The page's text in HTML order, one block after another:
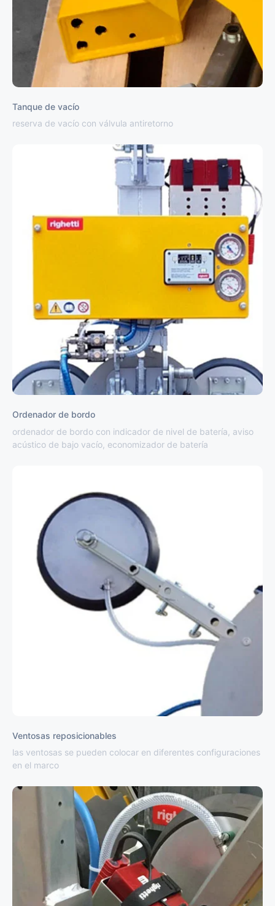
Tanque de vacío
reserva de vacío con válvula antiretorno
Ordenador de bordo
ordenador de bordo con indicador de nivel de batería, aviso
acústico de bajo vacío, economizador de batería
Ventosas reposicionables
las ventosas se pueden colocar en diferentes configuraciones
en el marco